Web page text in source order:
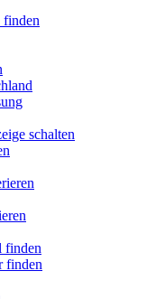
finden
schalten
finden
finden